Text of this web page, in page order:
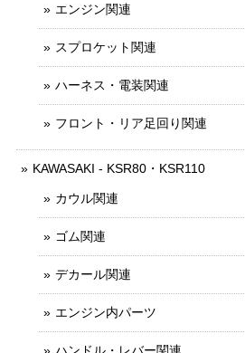
エンジン関連
スプロケット関連
ハーネス・電装関連
フロント・リア足回り関連
KAWASAKI - KSR80・KSR110
カウル関連
ゴム関連
デカール関連
エンジン内パーツ